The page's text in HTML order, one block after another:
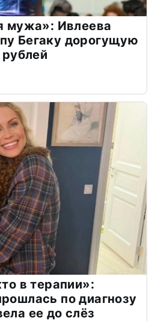
мужа»: Ивлеева
Бегаку дорогущую
в терапии»:
по диагнозу
ее до слёз